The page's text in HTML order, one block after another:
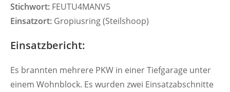
Stichwort: FEUTU4MANV5
Einsatzort: Gropiusring (Steilshoop)
Einsatzbericht:
Es brannten mehrere PKW in einer Tiefgarage unter
einem Wohnblock. Es wurden zwei Einsatzabschnitte